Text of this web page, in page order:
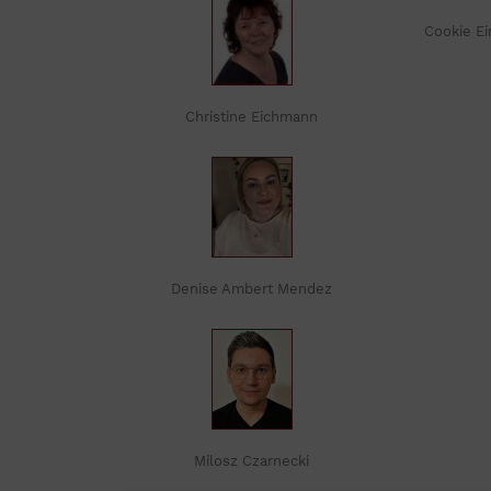
Christine Eichmann
Denise Ambert Mendez
Milosz Czarnecki
Cookie